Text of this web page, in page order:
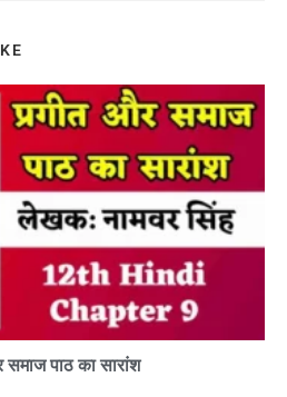
समाज पाठ का सारांश